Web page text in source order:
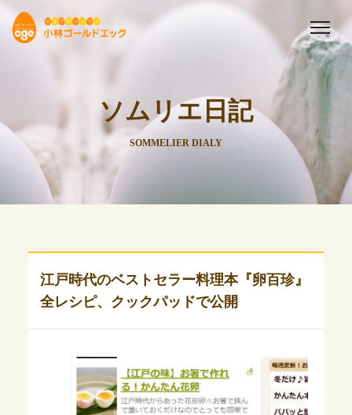
ソムリエ日記
SOMMELIER DIALY
江戸時代のベストセラー料理本『卵百珍』
全レシピ、クックパッドで公開